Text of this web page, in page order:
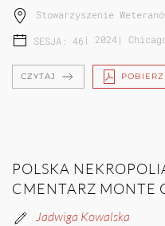
Stowarzyszenie
SESJA: 46 | 2024|
CZYTAJ
POLSKA
CMENTARZ MONTE
Jadwiga Kowalska